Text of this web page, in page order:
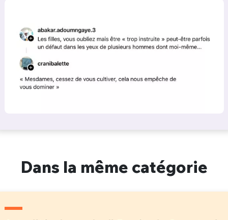
Dans la même catégorie